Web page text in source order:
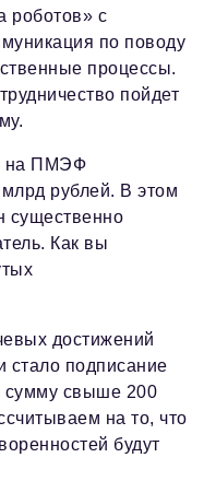
роботов» с
по поводу
процессы.
пойдет
на ПМЭФ
рублей. В этом
существенно
Как вы
достижений
стало подписание
сумму свыше 200
на то, что
будут